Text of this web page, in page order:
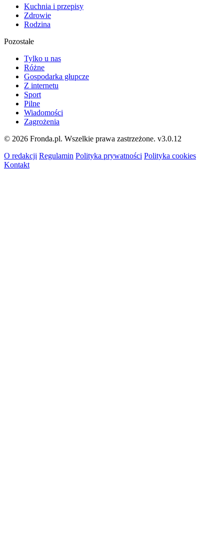
Kuchnia i przepisy
Zdrowie
Rodzina
Pozostałe
Tylko u nas
Różne
Gospodarka głupcze
Z internetu
Sport
Pilne
Wiadomości
Zagrożenia
© 2026 Fronda.pl. Wszelkie prawa zastrzeżone. v3.0.12
O redakcji Regulamin Polityka prywatności Polityka cookies
Kontakt